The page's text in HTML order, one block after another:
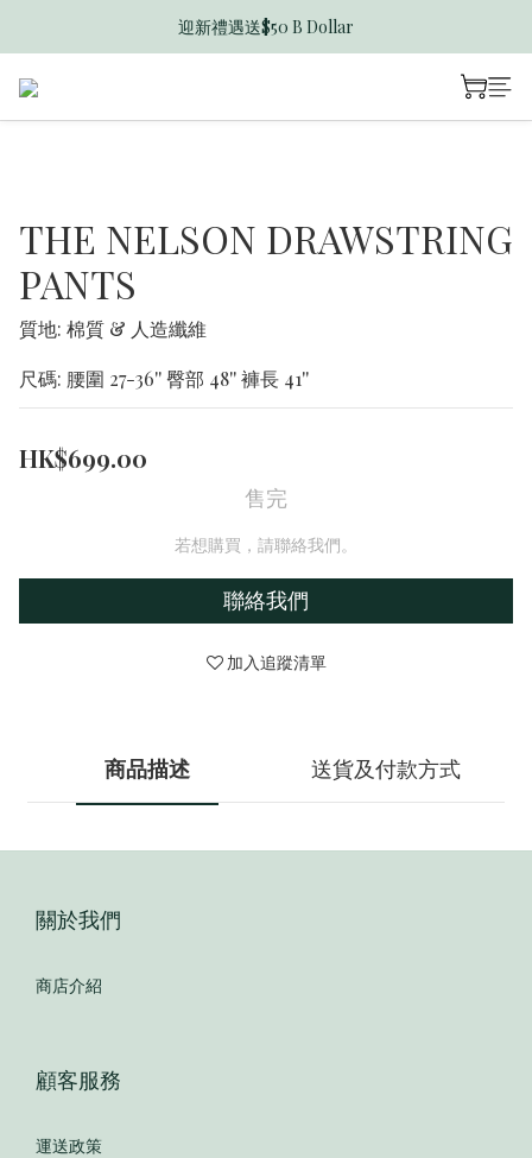
香港訂單滿$600免運費
迎新禮遇送$50 B Dollar
THE NELSON DRAWSTRING
PANTS
質地: 棉質 & 人造纖維
尺碼: 腰圍 27-36'' 臀部 48'' 褲長 41''
HK$699.00
售完
若想購買，請聯絡我們。
聯絡我們
加入追蹤清單
商品描述 送貨及付款方式
關於我們
商店介紹
顧客服務
運送政策